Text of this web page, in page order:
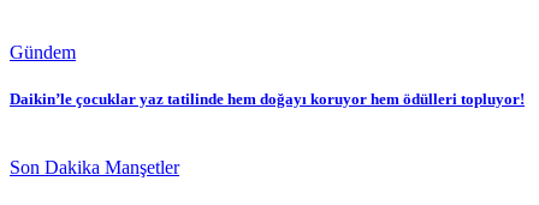
Gündem
Daikin’le çocuklar yaz tatilinde hem doğayı koruyor hem ödülleri topluyor!
Son Dakika Manşetler